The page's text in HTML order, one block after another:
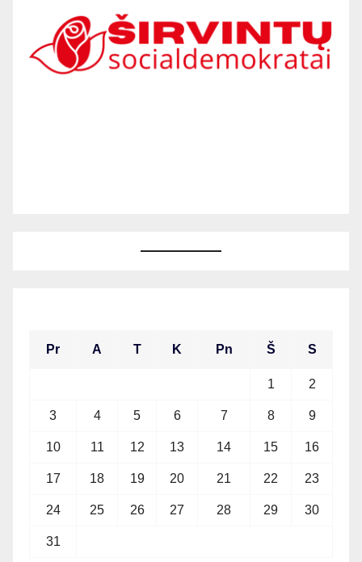
Pr A T K Pn Š S
1 2
3 4 5 6 7 8 9
10 11 12 13 14 15 16
17 18 19 20 21 22 23
24 25 26 27 28 29 30
31